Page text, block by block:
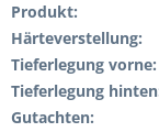
Produkt:
Härteverstellung:
Tieferlegung vorne:
Tieferlegung
Gutachten: